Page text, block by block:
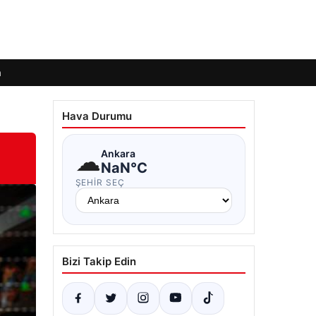
Hava Durumu
☁Ankara
NaN°C
ŞEHIR SEÇ
Bizi Takip Edin